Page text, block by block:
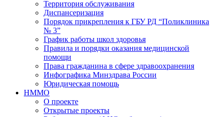
Территория обслуживания
Диспансеризация
Порядок прикрепления к ГБУ РД “Поликлиника
№ 3”
График работы школ здоровья
Правила и порядки оказания медицинской
помощи
Права гражданина в сфере здравоохранения
Инфографика Минздрава России
Юридическая помощь
НММО
О проекте
Открытые проекты